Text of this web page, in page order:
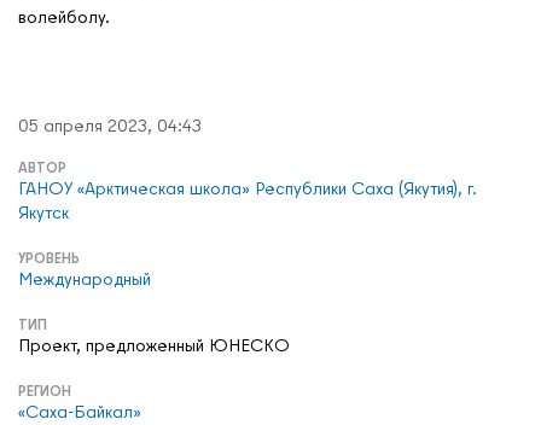
волейболу.
05 апреля 2023, 04:43
АВТОР
ГАНОУ «Арктическая школа» Республики Саха (Якутия), г.
Якутск
УРОВЕНЬ
Международный
ТИП
Проект, предложенный ЮНЕСКО
РЕГИОН
«Саха-Байкал»